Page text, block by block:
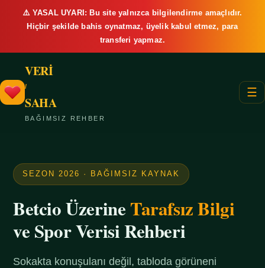
⚠️ YASAL UYARI: Bu site yalnızca bilgilendirme amaçlıdır.
Hiçbir şekilde bahis oynatmaz, üyelik kabul etmez, para
transferi yapmaz.
VERİ
/
SAHA
BAĞIMSIZ REHBER
☰
SEZON 2026 · BAĞIMSIZ KAYNAK
Betcio ÜzerineTarafsız Bilgi
ve Spor Verisi Rehberi
Sokakta konuşulanı değil, tabloda görüneni